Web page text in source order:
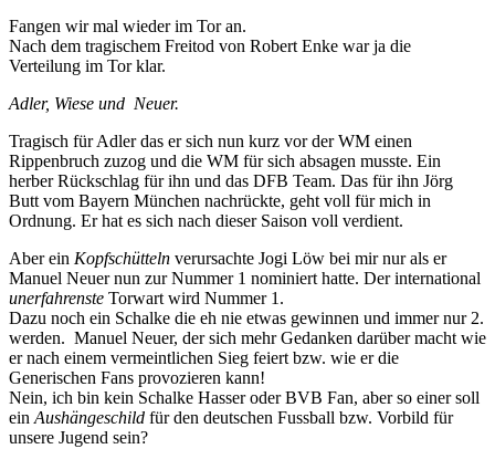
Fangen wir mal wieder im Tor an.
Nach dem tragischem Freitod von Robert Enke war ja die
Verteilung im Tor klar.
Adler, Wiese und Neuer.
Tragisch für Adler das er sich nun kurz vor der WM einen
Rippenbruch zuzog und die WM für sich absagen musste. Ein
herber Rückschlag für ihn und das DFB Team. Das für ihn Jörg
Butt vom Bayern München nachrückte, geht voll für mich in
Ordnung. Er hat es sich nach dieser Saison voll verdient.
Aber ein Kopfschütteln verursachte Jogi Löw bei mir nur als er
Manuel Neuer nun zur Nummer 1 nominiert hatte. Der international
unerfahrenste Torwart wird Nummer 1.
Dazu noch ein Schalke die eh nie etwas gewinnen und immer nur 2.
werden. Manuel Neuer, der sich mehr Gedanken darüber macht wie
er nach einem vermeintlichen Sieg feiert bzw. wie er die
Generischen Fans provozieren kann!
Nein, ich bin kein Schalke Hasser oder BVB Fan, aber so einer soll
einAushängeschild für den deutschen Fussball bzw. Vorbild für
unsere Jugend sein?